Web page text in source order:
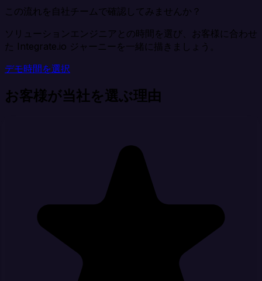
この流れを自社チームで確認してみませんか？
ソリューションエンジニアとの時間を選び、お客様に合わせ
た Integrate.io ジャーニーを一緒に描きましょう。
デモ時間を選択
お客様が当社を選ぶ理由